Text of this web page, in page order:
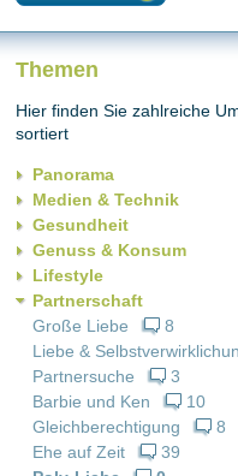
Themen
Hier finden Sie zahlreiche
sortiert
Panorama
Medien & Technik
Gesundheit
Genuss & Konsum
Lifestyle
Partnerschaft
Große Liebe
8
Liebe &
Partnersuche
3
Barbie und Ken
10
Gleichberechtigung
8
Ehe auf Zeit
39